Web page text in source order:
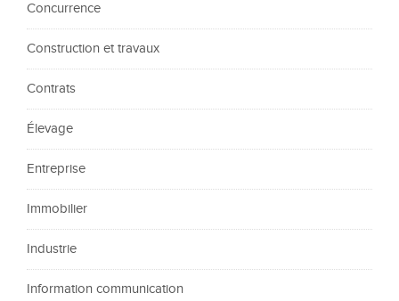
Concurrence
Construction et travaux
Contrats
Élevage
Entreprise
Immobilier
Industrie
Information communication